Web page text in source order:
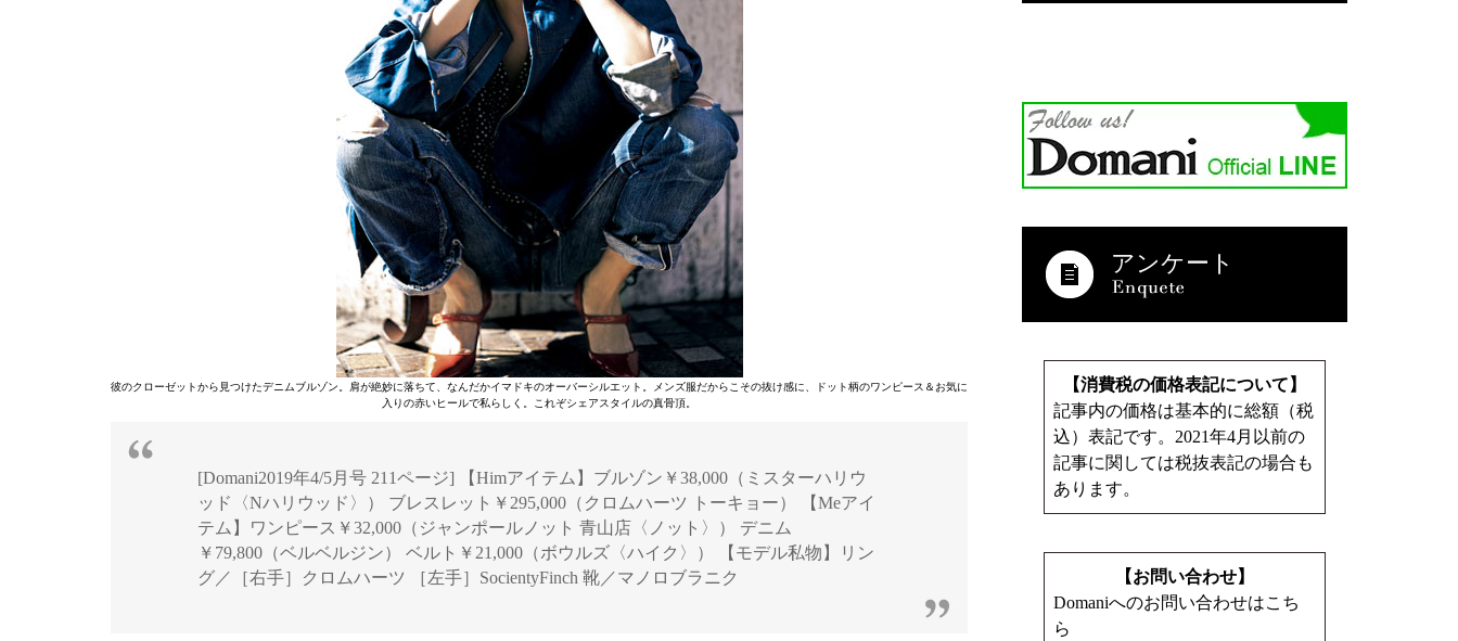
彼のクローゼットから見つけたデニムブルゾン。肩が絶妙に落ちて、なんだかイマドキのオーバーシルエット。メンズ服だからこその抜け感に、ドット柄のワンピース＆お気に
入りの赤いヒールで私らしく。これぞシェアスタイルの真骨頂。
[Domani2019年4/5月号 211ページ] 【Himアイテム】ブルゾン￥38,000（ミスターハリウ
ッド〈Nハリウッド〉） ブレスレット￥295,000（クロムハーツ トーキョー） 【Meアイ
テム】ワンピース￥32,000（ジャンポールノット 青山店〈ノット〉） デニム
￥79,800（ベルベルジン） ベルト￥21,000（ボウルズ〈ハイク〉） 【モデル私物】リン
グ／［右手］クロムハーツ ［左手］SocientyFinch 靴／マノロブラニク
アンケート
【消費税の価格表記について】
記事内の価格は基本的に総額（税
込）表記です。2021年4月以前の
記事に関しては税抜表記の場合も
あります。
【お問い合わせ】
Domaniへのお問い合わせはこち
ら